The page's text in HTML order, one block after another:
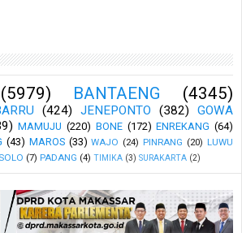
(5979) BANTAENG (4345)
(424) JENEPONTO (382)
GOWA
MAMUJU (220) BONE (172) ENREKANG (64)
(43) MAROS (33) WAJO (24) PINRANG (20) LUWU
(7) PADANG (4) TIMIKA (3) SURAKARTA (2)